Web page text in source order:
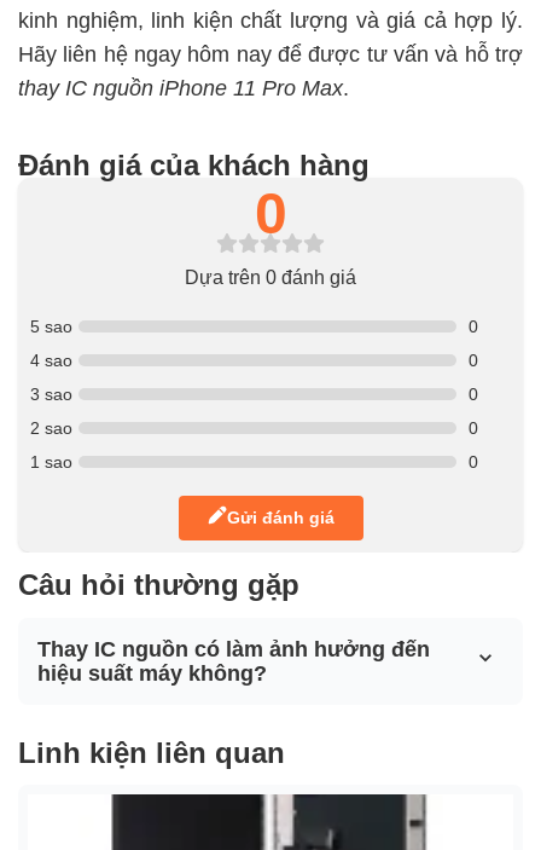
kinh nghiệm, linh kiện chất lượng và giá cả hợp lý.
Hãy liên hệ ngay hôm nay để được tư vấn và hỗ trợ
thay IC nguồn iPhone 11 Pro Max.
Đánh giá của khách hàng
0
Dựa trên 0 đánh giá
5 sao
0
4 sao
0
3 sao
0
2 sao
0
1 sao
0
Gửi đánh giá
Câu hỏi thường gặp
Thay IC nguồn có làm ảnh hưởng đến
hiệu suất máy không?
Linh kiện liên quan